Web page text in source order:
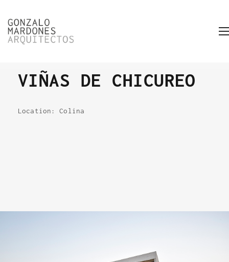
VIÑAS DE CHICUREO
Location: Colina